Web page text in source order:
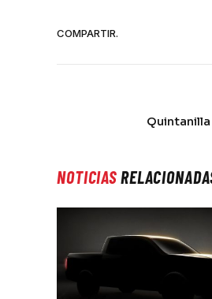
COMPARTIR.
Quintanilla
NOTICIAS